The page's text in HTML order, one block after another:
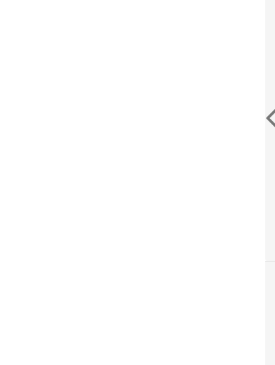
Искусство Холуйской